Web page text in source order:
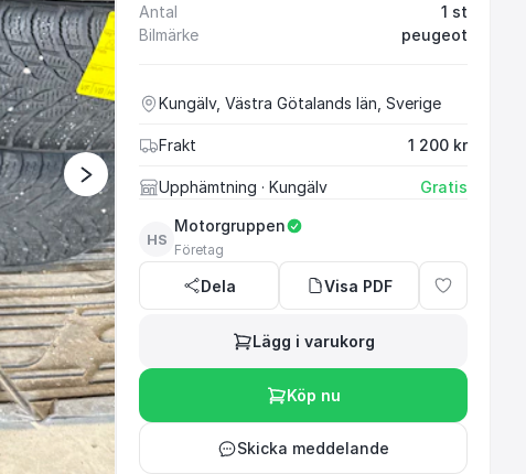
Antal
1 st
Bilmärke
peugeot
Kungälv, Västra Götalands län, Sverige
Frakt 1 200 kr
Upphämtning · Kungälv Gratis
HS
Motorgruppen
Företag
Dela Visa PDF
Lägg i varukorg
Köp nu
Skicka meddelande